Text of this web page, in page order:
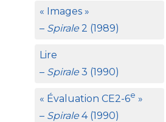
« Images »
– Spirale2 (1989)
Lire
– Spirale3 (1990)
« ÉvaluationCE2-6e »
– Spirale4 (1990)